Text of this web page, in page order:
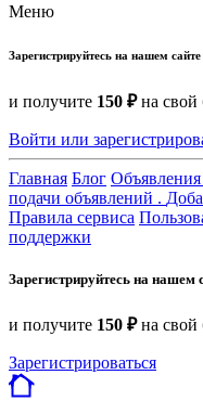
Меню
Зарегистрируйтесь на нашем сайте
и получите 150 ₽на свой
Войти или
Главная Блог Объявления
подачи объявлений .
Правила сервиса
поддержки
Зарегистрируйтесь на нашем
и получите 150 ₽на свой
Зарегистрироваться